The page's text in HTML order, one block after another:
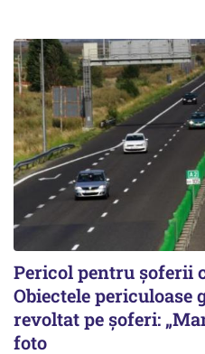
Pericol pentru șoferii
Obiectele periculoase
revoltat pe șoferi:
foto